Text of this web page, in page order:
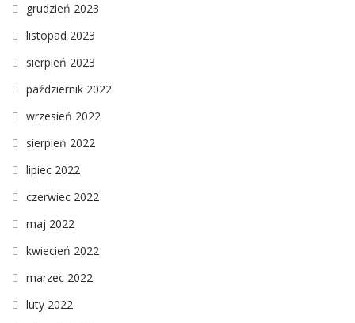
grudzień 2023
listopad 2023
sierpień 2023
październik 2022
wrzesień 2022
sierpień 2022
lipiec 2022
czerwiec 2022
maj 2022
kwiecień 2022
marzec 2022
luty 2022